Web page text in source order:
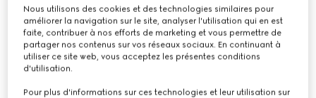
€ 340
Déclinaisonsacétate noir
Nous utilisons des cookies et des technologies similaires pour
améliorer la navigation sur le site, analyser l'utilisation qui en est
faite, contribuer à nos efforts de marketing et vous permettre de
partager nos contenus sur vos réseaux sociaux. En continuant à
utiliser ce site web, vous acceptez les présentes conditions
d'utilisation.
Pour plus d'informations sur ces technologies et leur utilisation sur